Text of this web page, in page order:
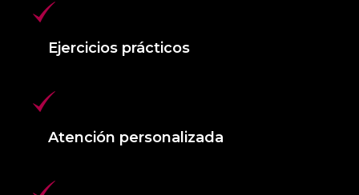
Ejercicios prácticos
Atención personalizada